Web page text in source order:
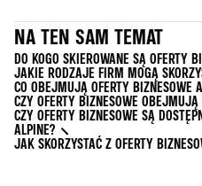
NA TEN SAM TEMAT
DO KOGO SKIEROWANE SĄ OFERTY
JAKIE RODZAJE FIRM MOGĄ
CO OBEJMUJĄ OFERTY BIZNESOWE
CZY OFERTY BIZNESOWE OBEJMUJĄ
CZY OFERTY BIZNESOWE SĄ
ALPINE?
JAK SKORZYSTAĆ Z OFERTY